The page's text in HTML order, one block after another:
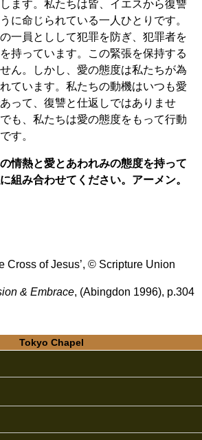
ます。私たちは皆、イエスから復讐
に命じられている一人ひとりです。
一員としして犯罪を防ぎ、犯罪者を
持っています。この緊張を保持する
ん。しかし、愛の態度は私たちが為
ています。私たちの動機はいつも愛
って、復讐と仕返しではありませ
も、私たちは愛の態度をもって行動
す。
情熱と愛とあわれみの態度を持って
組み合わせてください。アーメン。
Cross of Jesus’, © Scripture Union
& Embrace, (Abingdon 1996), p.304
Tokyo Chapel